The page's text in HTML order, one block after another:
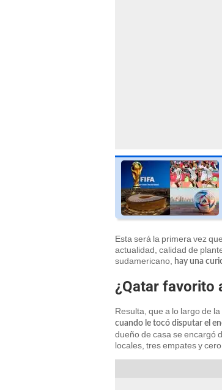
Esta será la primera vez
actualidad, calidad de
sudamericano,
hay una
¿Qatar favorito
Resulta, que a lo largo de
cuando le tocó disputar el
dueño de casa se encargó
locales, tres empates y